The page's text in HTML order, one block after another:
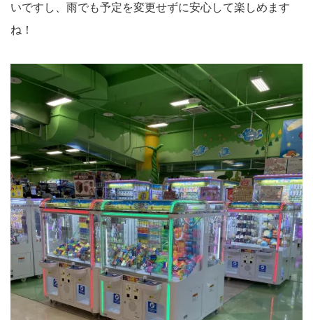
いですし、雨でも予定を変更せずに安心して楽しめます
ね！